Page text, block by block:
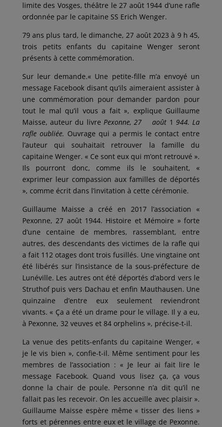
limite des Vosges, théâtre le 27 août 1944 d’une rafle
ordonnée par le capitaine SS Erich Wenger.
79 ans plus tard, le dimanche, 27 août 2023 à 9 h 45,
trois petits­ enfants du capitaine Wenger seront
présents à cette commémoration.
Sur leur demande.« Une petite-fille m’a envoyé un
message Facebook disant qu’ils aimeraient assister à
une commémoration pour demander pardon pour
tout le mal qu’il vous a fait », explique Guillaume
Maisse, auteur du livre Pexonne, 27 août 1 944. La
rafle oubliée. Ouvrage qui a permis le contact entre
l’auteur qui souhaitait retrouver la famille du
capitaine Wenger. « Ce sont eux qui m’ont retrouvé ».
Ils pourront donc, comme ils le souhaitent, «
exprimer leur compassion aux familles de déportés
», comme écrit dans l’invitation à cette cérémonie.
Guillaume Maisse a créé en 2017 l’association «
Pexonne, 27 août 1944. Histoire et Mémoire » forte
d’une centaine de membres, rassemblant, entre
autres, des descendants des victimes de la rafle qui
a fait 112 otages dont trois fusillés. Une vingtaine ont
été libérés sur l’insistance de la sous-préfecture de
Lunéville. Les autres ont été déportés d’abord vers le
Struthof puis vers Dachau et enfin Mauthausen. Une
quinzaine d’entre eux seulement reviendront
vivants. « Ça a été un drame pour le village. Il y a eu,
à Pexonne, 32 veuves et 84 orphelins », précise-t-il.
La venue des petits-enfants du capitaine Wenger, «
je le vis bien », confie-t-il. Même sentiment pour les
membres de l’association : « Je leur ai fait lire le
message Facebook. Quand vous lisez ça, ça vous
donne la chair de poule. Personne n’a dit qu’il ne
fallait pas les recevoir. On les accueille avec plaisir ».
Guillaume Maisse espère même « tisser des liens »
forts et pérennes entre eux et le village de Pexonne.